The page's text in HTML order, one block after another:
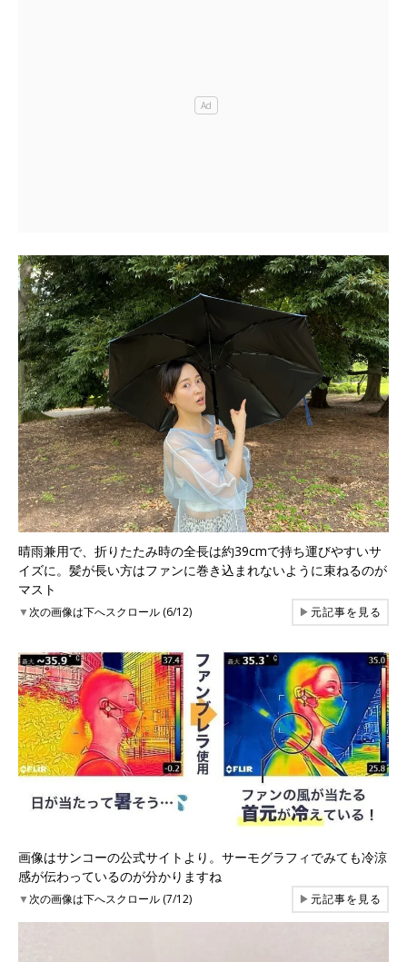
晴雨兼用で、折りたたみ時の全長は約39cmで持ち運びやすいサ
イズに。髪が長い方はファンに巻き込まれないように束ねるのが
マスト
▼次の画像は下へスクロール (6/12) ▶元記事を見る
画像はサンコーの公式サイトより。サーモグラフィでみても冷涼
感が伝わっているのが分かりますね
▼次の画像は下へスクロール (7/12) ▶元記事を見る